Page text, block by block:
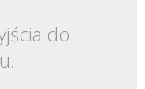
do